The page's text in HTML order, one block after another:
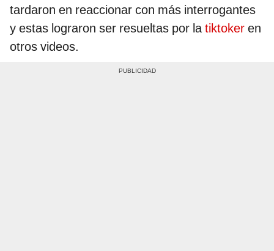
tardaron en reaccionar con más interrogantes
y estas lograron ser resueltas por latiktoker en
otros videos.